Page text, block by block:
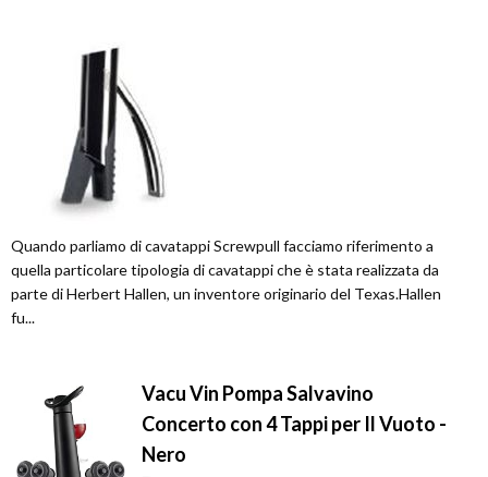
Quando parliamo di cavatappi Screwpull facciamo riferimento a
quella particolare tipologia di cavatappi che è stata realizzata da
parte di Herbert Hallen, un inventore originario del Texas.Hallen
fu...
Vacu Vin Pompa Salvavino
Concerto con 4 Tappi per Il Vuoto -
Nero